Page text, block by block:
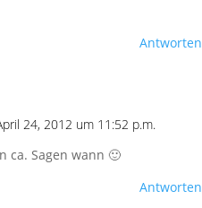
Antworten
24, 2012 um 11:52 p.m.
ca. Sagen wann 🙂
Antworten